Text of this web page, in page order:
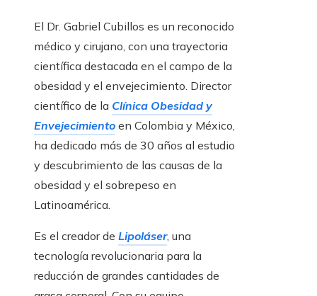
El Dr. Gabriel Cubillos es un reconocido
médico y cirujano, con una trayectoria
científica destacada en el campo de la
obesidad y el envejecimiento. Director
científico de la Clínica Obesidad y
Envejecimiento en Colombia y México,
ha dedicado más de 30 años al estudio
y descubrimiento de las causas de la
obesidad y el sobrepeso en
Latinoamérica.
Es el creador de Lipoláser, una
tecnología revolucionaria para la
reducción de grandes cantidades de